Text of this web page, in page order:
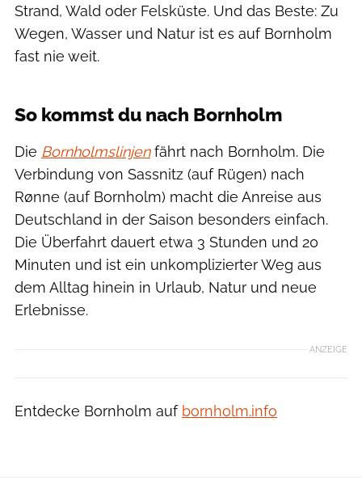
Strand, Wald oder Felsküste. Und das Beste: Zu
Wegen, Wasser und Natur ist es auf Bornholm
fast nie weit.
So kommst du nach Bornholm
Die Bornholmslinjenfährt nach Bornholm. Die
Verbindung von Sassnitz (auf Rügen) nach
Rønne (auf Bornholm) macht die Anreise aus
Deutschland in der Saison besonders einfach.
Die Überfahrt dauert etwa 3 Stunden und 20
Minuten und ist ein unkomplizierter Weg aus
dem Alltag hinein in Urlaub, Natur und neue
Erlebnisse.
ANZEIGE
Entdecke Bornholm auf bornholm.info